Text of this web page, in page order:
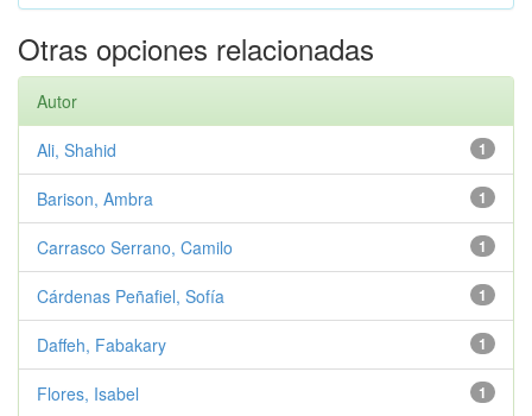
Otras opciones relacionadas
Autor
1
Ali, Shahid
1
Barison, Ambra
1
Carrasco Serrano, Camilo
1
Cárdenas Peñafiel, Sofía
1
Daffeh, Fabakary
1
Flores, Isabel